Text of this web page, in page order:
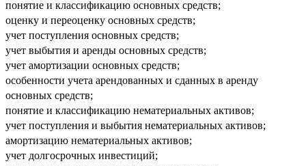
понятие и классификацию основных средств;
оценку и переоценку основных средств;
учет поступления основных средств;
учет выбытия и аренды основных средств;
учет амортизации основных средств;
особенности учета арендованных и сданных в аренду
основных средств;
понятие и классификацию нематериальных активов;
учет поступления и выбытия нематериальных активов;
амортизацию нематериальных активов;
учет долгосрочных инвестиций;